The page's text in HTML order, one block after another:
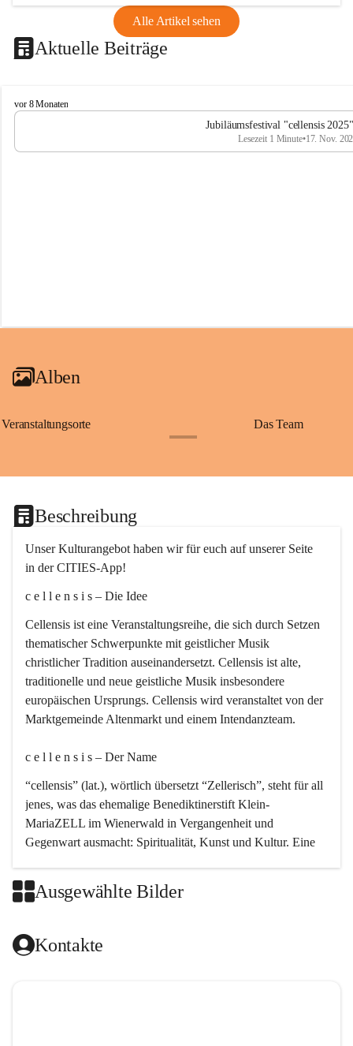
Alle Artikel sehen
Aktuelle Beiträge
C
e
l
vor 8 Monaten
Jubiläumsfestival "cellensis
Lesezeit 1 Minute•17. Nov.
Alben
Veranstaltungsorte Das Team
Beschreibung
Unser Kulturangebot haben wir für euch auf unserer Seite
in der CITIES-App!
c e l l e n s i s – Die Idee
Cellensis ist eine Veranstaltungsreihe, die sich durch Setzen
thematischer Schwerpunkte mit geistlicher Musik
christlicher Tradition auseinandersetzt. Cellensis ist alte,
traditionelle und neue geistliche Musik insbesondere
europäischen Ursprungs. Cellensis wird veranstaltet von der
Marktgemeinde Altenmarkt und einem Intendanzteam.
c e l l e n s i s – Der Name
“cellensis” (lat.), wörtlich übersetzt “Zellerisch”, steht für all
jenes, was das ehemalige Benediktinerstift Klein-
MariaZELL im Wienerwald in Vergangenheit und
Gegenwart ausmacht: Spiritualität, Kunst und Kultur. Eine
Kirchenmusik, dem kunstvollen Lob Gottes.
Das kirchenmusikalische Festival Cellensis wird seit dem
Ausgewählte Bilder
Kontakte